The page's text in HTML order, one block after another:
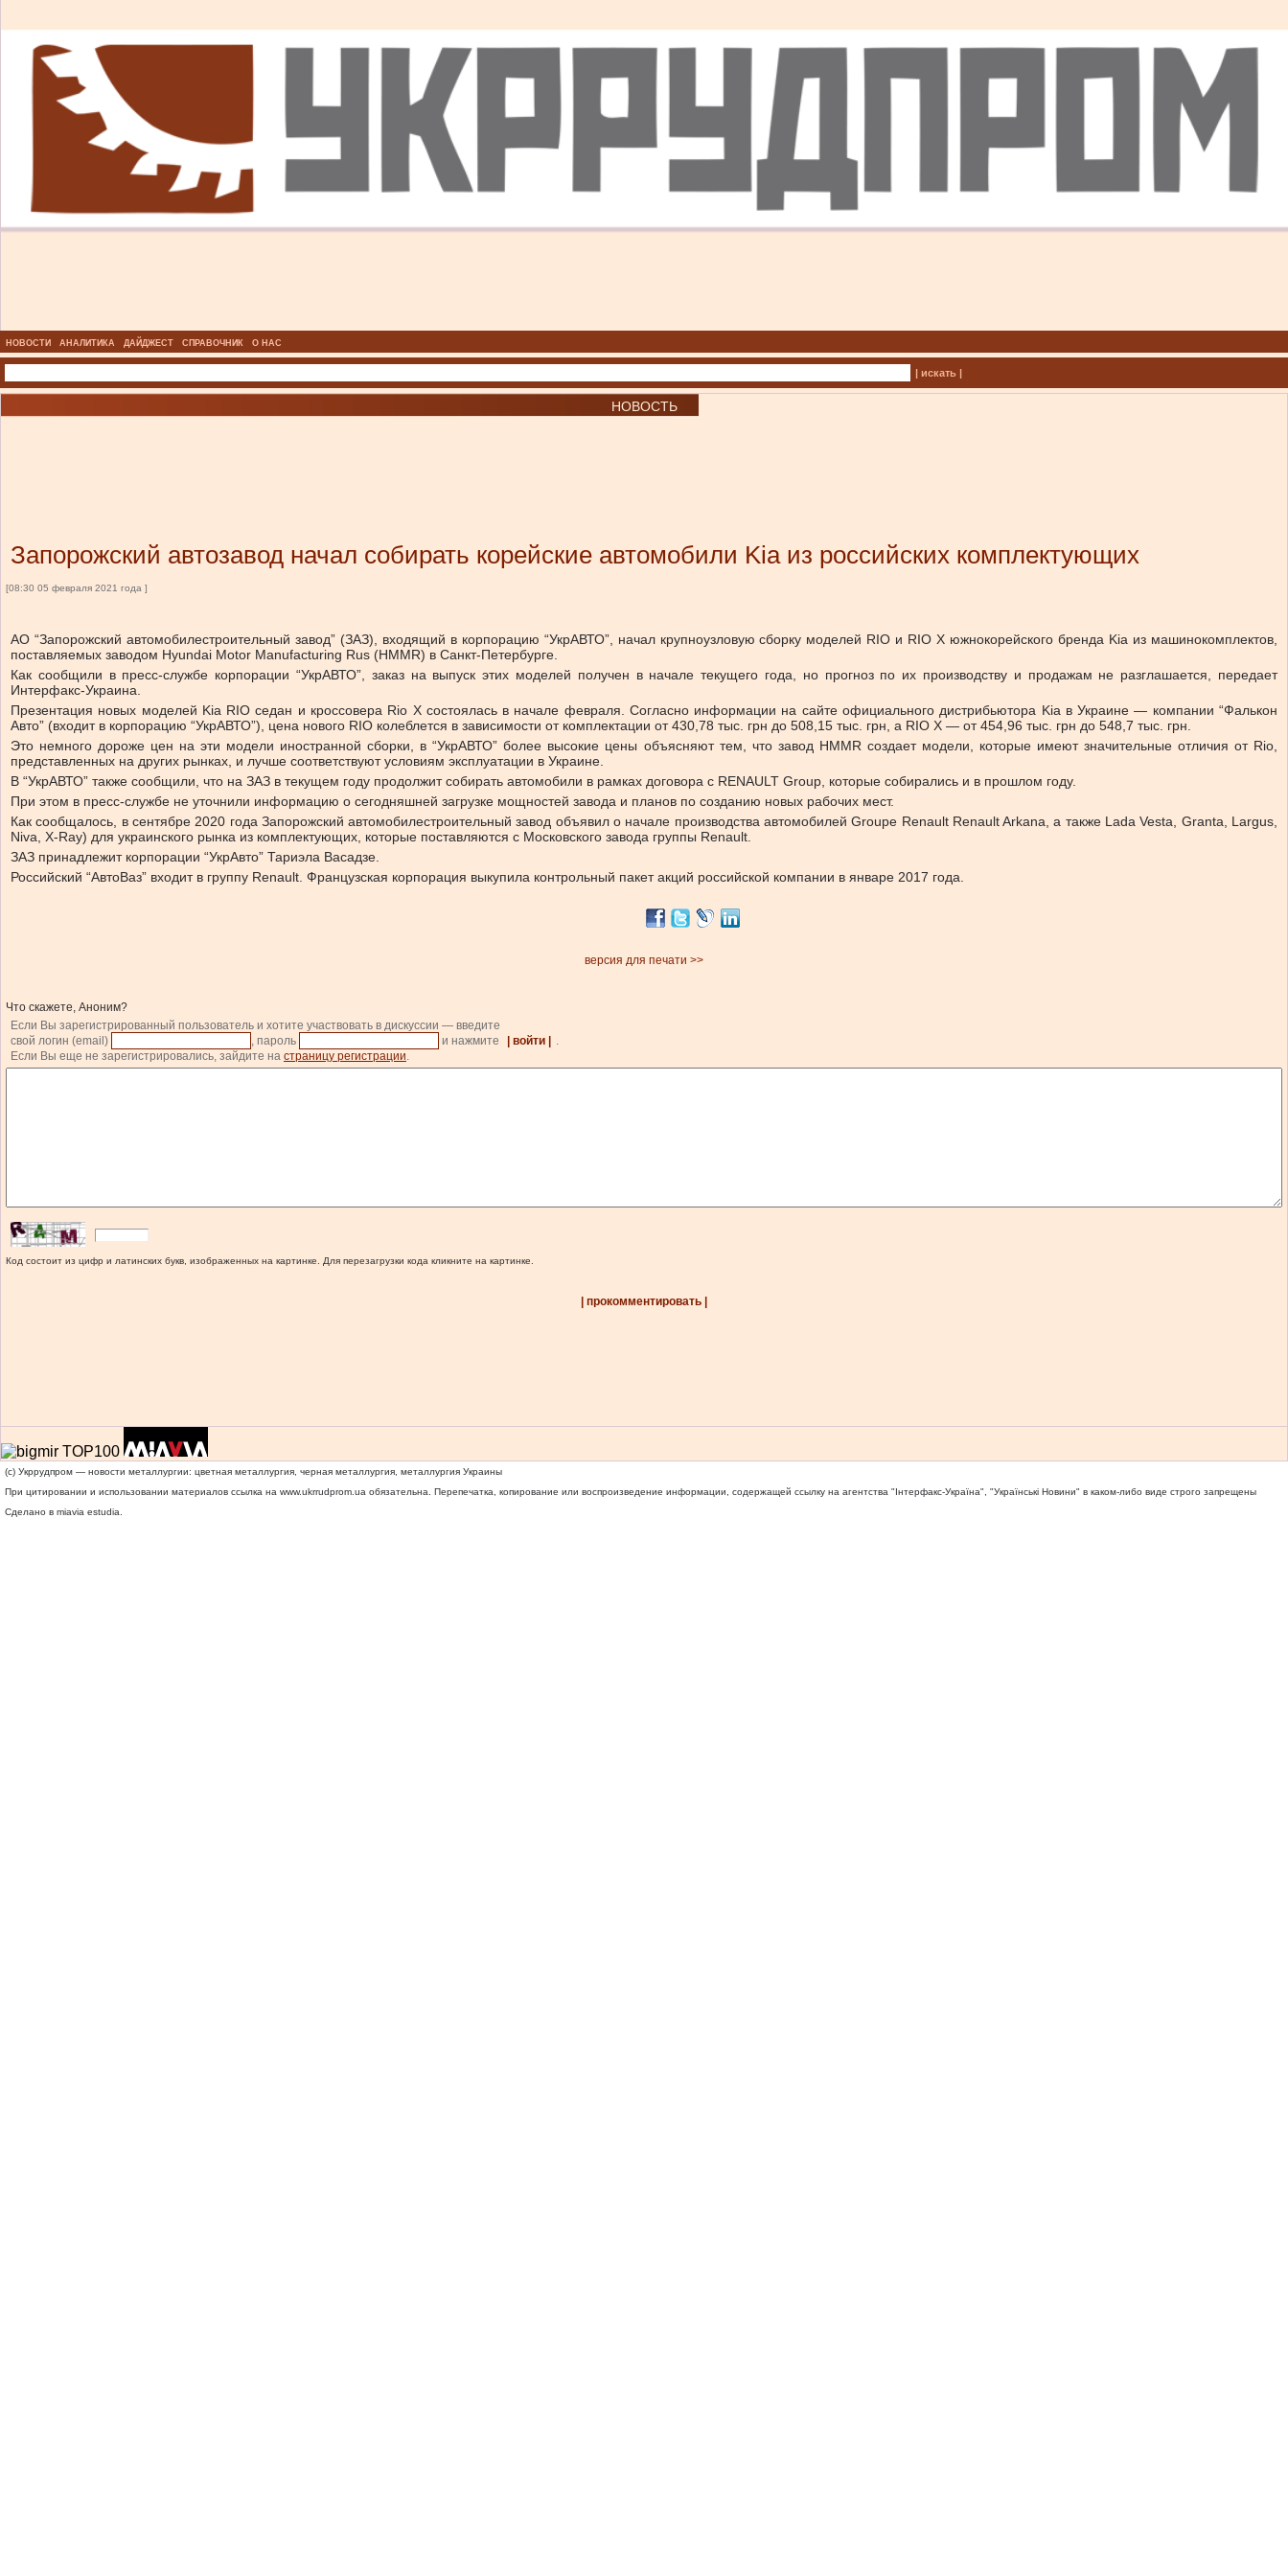
НОВОСТИ АНАЛИТИКА ДАЙДЖЕСТ СПРАВОЧНИК О НАС
| искать |
НОВОСТЬ
Запорожский автозавод начал собирать корейские автомобили Kia из российских комплектующих
[08:30 05 февраля 2021 года ]
АО “Запорожский автомобилестроительный завод” (ЗАЗ), входящий в корпорацию “УкрАВТО”, начал крупноузловую сборку моделей RIO и RIO X южнокорейского бренда Kia из машинокомплектов,
поставляемых заводом Hyundai Motor Manufacturing Rus (HMMR) в Санкт-Петербурге.
Как сообщили в пресс-службе корпорации “УкрАВТО”, заказ на выпуск этих моделей получен в начале текущего года, но прогноз по их производству и продажам не разглашается, передает
Интерфакс-Украина.
Презентация новых моделей Kia RIO седан и кроссовера Rio Х состоялась в начале февраля. Согласно информации на сайте официального дистрибьютора Kia в Украине — компании “Фалькон
Авто” (входит в корпорацию “УкрАВТО”), цена нового RIO колеблется в зависимости от комплектации от 430,78 тыс. грн до 508,15 тыс. грн, а RIO Х — от 454,96 тыс. грн до 548,7 тыс. грн.
Это немного дороже цен на эти модели иностранной сборки, в “УкрАВТО” более высокие цены объясняют тем, что завод HMMR создает модели, которые имеют значительные отличия от Rio,
представленных на других рынках, и лучше соответствуют условиям эксплуатации в Украине.
В “УкрАВТО” также сообщили, что на ЗАЗ в текущем году продолжит собирать автомобили в рамках договора с RENAULT Group, которые собирались и в прошлом году.
При этом в пресс-службе не уточнили информацию о сегодняшней загрузке мощностей завода и планов по созданию новых рабочих мест.
Как сообщалось, в сентябре 2020 года Запорожский автомобилестроительный завод объявил о начале производства автомобилей Groupe Renault Renault Arkana, а также Lada Vesta, Granta, Largus,
Niva, X-Ray) для украинского рынка из комплектующих, которые поставляются с Московского завода группы Renault.
ЗАЗ принадлежит корпорации “УкрАвто” Тариэла Васадзе.
Российский “АвтоВаз” входит в группу Renault. Французская корпорация выкупила контрольный пакет акций российской компании в январе 2017 года.
версия для печати >>
Что скажете, Аноним?
Если Вы зарегистрированный пользователь и хотите участвовать в дискуссии — введите
свой логин (email)
, пароль и нажмите | войти |
.
Если Вы еще не зарегистрировались, зайдите на страницу регистрации.
Код состоит из цифр и латинских букв, изображенных на картинке. Для перезагрузки кода кликните на картинке.
| прокомментировать |
(c) Укррудпром — новости металлургии: цветная металлургия, черная металлургия, металлургия Украины
При цитировании и использовании материалов ссылка на www.ukrrudprom.ua обязательна. Перепечатка, копирование или воспроизведение информации, содержащей ссылку на агентства "Iнтерфакс-Україна", "Українськi Новини" в каком-либо виде строго запрещены
Сделано в miavia estudia.